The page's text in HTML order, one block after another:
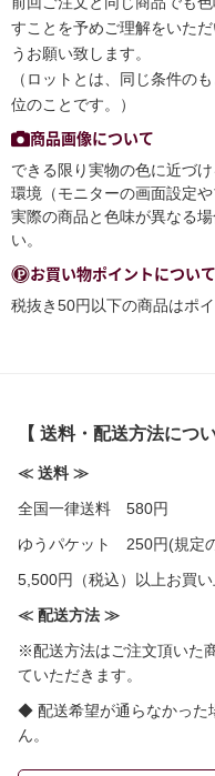
すことを予めご理解をいた
うお願い致します。
（ロットとは、同じ条件の
位のことです。）
商品画像について
できる限り実物の色に近づ
環境（モニターの画面設定
実際の商品と色味が異なる
い。
お買い物ポイントについて
税抜き50円以下の商品はポ
【 送料・配送方法につい
≪ 送料 ≫
全国一律送料 580円
ゆうパケット 250円(規定
5,500円（税込）以上お買
≪ 配送方法 ≫
※配送方法はご注文頂いた
ていただきます。
◆ 配送希望が通らなかった
ん。